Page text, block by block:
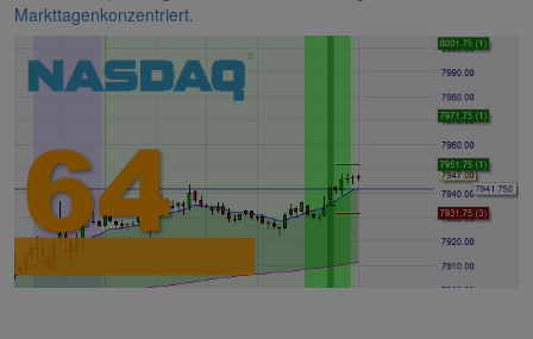
Markttagenkonzentriert.